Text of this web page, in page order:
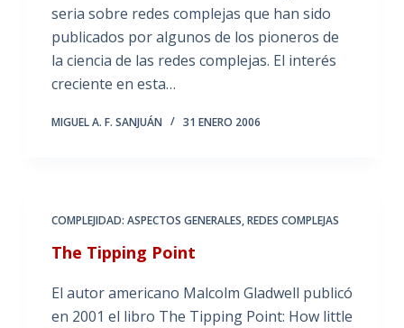
seria sobre redes complejas que han sido
publicados por algunos de los pioneros de
la ciencia de las redes complejas. El interés
creciente en esta…
MIGUEL A. F. SANJUÁN 31 ENERO 2006
COMPLEJIDAD: ASPECTOS GENERALES,REDES COMPLEJAS
The Tipping Point
El autor americano Malcolm Gladwell publicó
en 2001 el libro The Tipping Point: How little